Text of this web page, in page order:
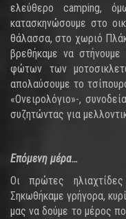
ελεύθερο camping,
κατασκηνώσουμε στο
θάλασσα, στο χωριό
βρεθήκαμε να
φώτων των
απολαύσουμε το
«Ονειρολόγιο»-,
συζητώντας για
Επόμενη μέρα…
Οι πρώτες
Σηκωθήκαμε γρήγορα,
μας να δούμε το μέρος